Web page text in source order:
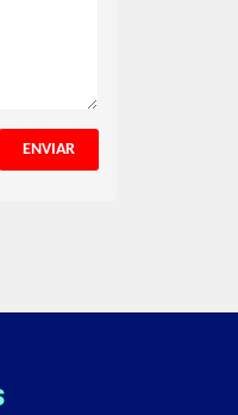
ENVIAR